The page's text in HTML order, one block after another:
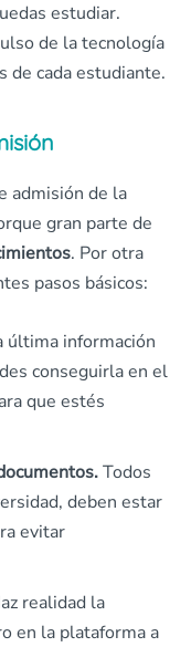
estudiar.
de la tecnología
de cada estudiante.
admisión de la
gran parte de
. Por otra
pasos básicos:
última información
conseguirla en el
que estés
Todos
deben estar
evitar
realidad la
en la plataforma a